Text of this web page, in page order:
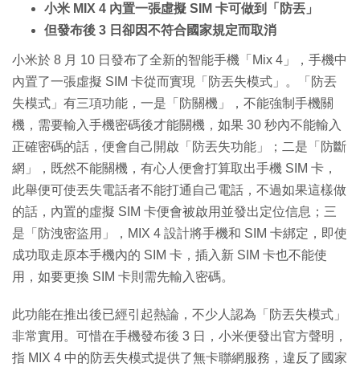
小米 MIX 4 內置一張虛擬 SIM 卡可做到「防丟」
但發布後 3 日卻因不符合國家規定而取消
小米於 8 月 10 日發布了全新的智能手機「Mix 4」，手機中
內置了一張虛擬 SIM 卡從而實現「防丟失模式」。「防丟
失模式」有三項功能，一是「防關機」，不能強制手機關
機，需要輸入手機密碼後才能關機，如果 30 秒內不能輸入
正確密碼的話，便會自己開啟「防丟失功能」；二是「防斷
網」，既然不能關機，有心人便會打算取出手機 SIM 卡，
此舉便可使丟失電話者不能打通自己電話，不過如果這樣做
的話，內置的虛擬 SIM 卡便會被啟用並發出定位信息；三
是「防洩密盜用」，MIX 4 設計將手機和 SIM 卡綁定，即使
成功取走原本手機內的 SIM 卡，插入新 SIM 卡也不能使
用，如要更換 SIM 卡則需先輸入密碼。
此功能在推出後已經引起熱論，不少人認為「防丟失模式」
非常實用。可惜在手機發布後 3 日，小米便發出官方聲明，
指 MIX 4 中的防丟失模式提供了無卡聯網服務，違反了國家